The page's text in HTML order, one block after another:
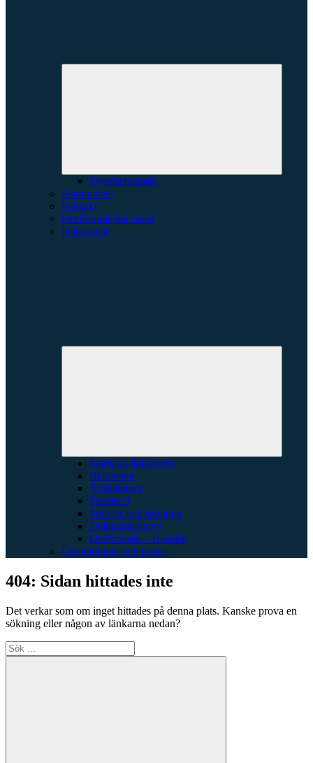
Styrelsehistorik
Kommittéer
Kontakt
Ordförande har ordet
Dokument
Startsida dokument
Blanketter
Årsstämmor
Protokoll
Policies och riktlinjer
Deltagandeintyg
Ordförande – Historik
Utnämningar och priser
404: Sidan hittades inte
Det verkar som om inget hittades på denna plats. Kanske prova en
sökning eller någon av länkarna nedan?
Sök
efter: